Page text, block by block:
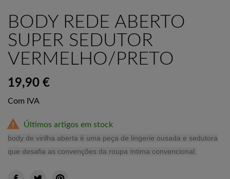
BODY REDE ABERTO
SUPER SEDUTOR
VERMELHO/PRETO
19,90 €
Com IVA

Últimos artigos em stock
body de virilha aberta é uma peça de lingerie ousada e sedutora
que desafia as convenções da roupa íntima convencional.